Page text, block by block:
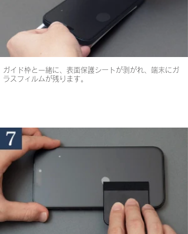
ガイド枠と一緒に、表面保護シートが剥がれ、端末にガ
ラスフィルムが残ります。